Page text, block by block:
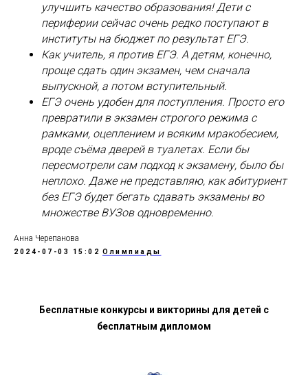
улучшить качество образования! Дети с
периферии сейчас очень редко поступают в
институты на бюджет по результат ЕГЭ.
Как учитель, я против ЕГЭ. А детям, конечно,
проще сдать один экзамен, чем сначала
выпускной, а потом вступительный.
ЕГЭ очень удобен для поступления. Просто его
превратили в экзамен строгого режима с
рамками, оцеплением и всяким мракобесием,
вроде съёма дверей в туалетах. Если бы
пересмотрели сам подход к экзамену, было бы
неплохо. Даже не представляю, как абитуриент
без ЕГЭ будет бегать сдавать экзамены во
множестве ВУЗов одновременно.
Анна Черепанова
2024-07-03 15:02 Олимпиады
Бесплатные конкурсы и викторины для детей с
бесплатным дипломом